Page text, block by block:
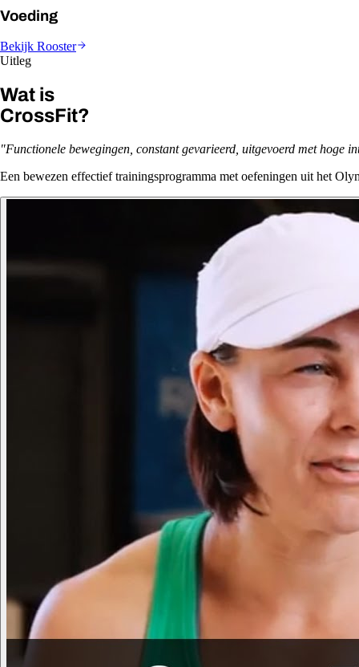
Voeding
Bekijk Rooster
Uitleg
Wat is
CrossFit?
"Functionele bewegingen, constant gevarieerd, uitgevoerd met hoge
Een bewezen effectief trainingsprogramma met oefeningen uit het